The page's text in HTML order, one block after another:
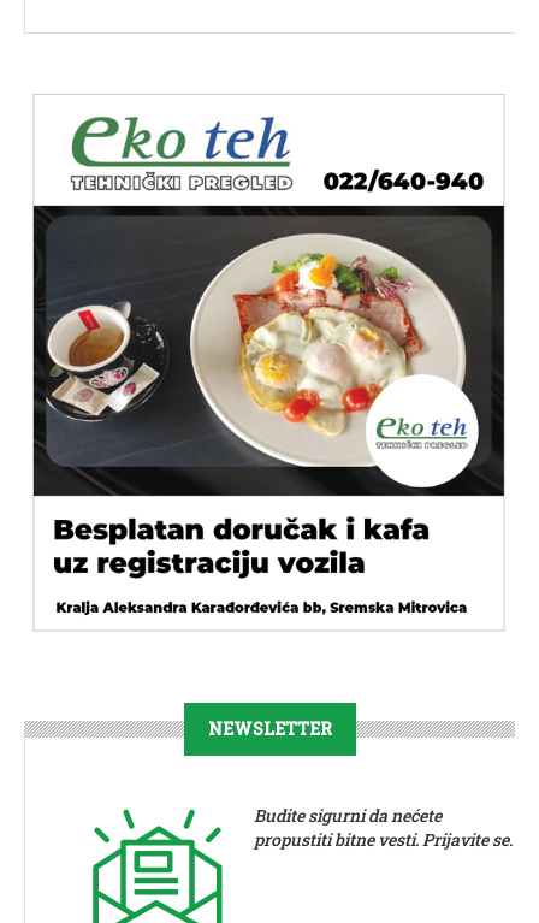
NEWSLETTER
Budite sigurni da nećete
propustiti bitne vesti. Prijavite se.